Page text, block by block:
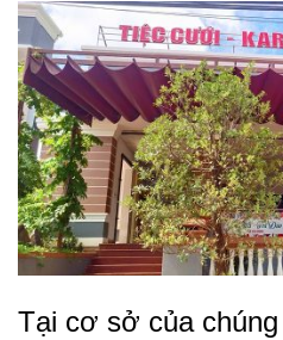
Tại cơ sở của